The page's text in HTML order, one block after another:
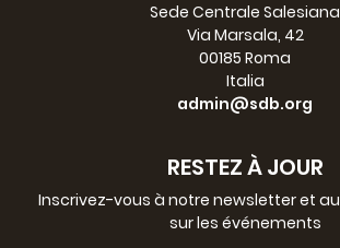
Sede Centrale Salesiana
Via Marsala, 42
00185 Roma
Italia
admin@sdb.org
RESTEZ À JOUR
Inscrivez-vous à notre newsletter et
sur les événements